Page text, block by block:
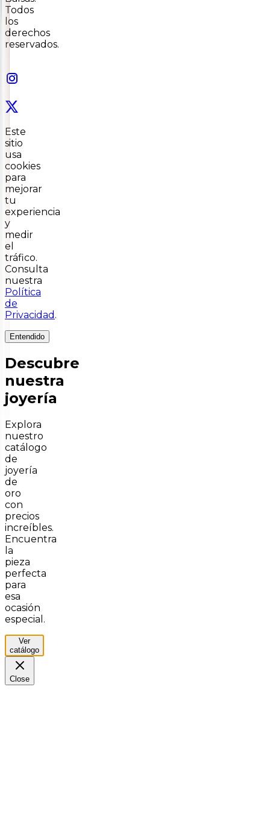
Todos
los
derechos
reservados.
Este
sitio
usa
cookies
para
mejorar
tu
experiencia
y
medir
el
tráfico.
Consulta
nuestra
Política
de
Privacidad .
Entendido
Descubre
nuestra
joyería
Explora
nuestro
catálogo
de
joyería
de
oro
con
precios
increíbles.
Encuentra
la
pieza
perfecta
para
esa
ocasión
especial.
Ver
catálogo
Close